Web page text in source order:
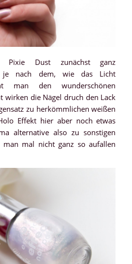
Pixie Dust zunächst ganz
je nach dem, wie das Licht
man den wunderschönen
wirken die Nägel druch den Lack
zu herkömmlichen weißen
Effekt hier aber noch etwas
alternative also zu sonstigen
man mal nicht ganz so aufallen